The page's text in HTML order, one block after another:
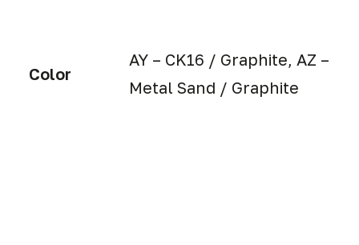
Color
AY – CK16 / Graphite, AZ –
Metal Sand / Graphite